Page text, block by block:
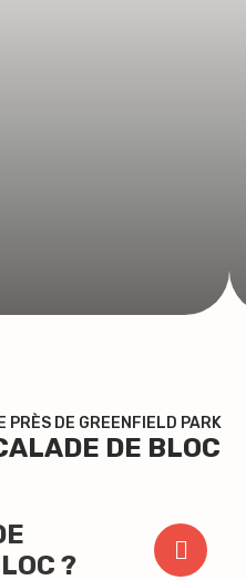
PRÈS DE GREENFIELD PARK
DE BLOC
?